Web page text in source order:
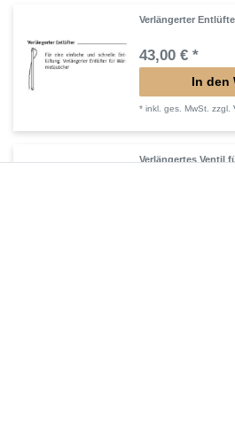
Verlängerter
43,00 € *
In den
*inkl. ges. MwSt. zzgl.
Verlängertes Ventil